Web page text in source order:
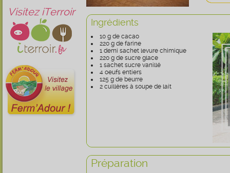
Visitez iTerroir
Ingrédients
10 g de cacao
220 g de farine
1 demi sachet levure chimique
220 g de sucre glace
1 sachet sucre vanillé
4 oeufs entiers
125 g de beurre
2 cuillères à soupe de lait
Préparation